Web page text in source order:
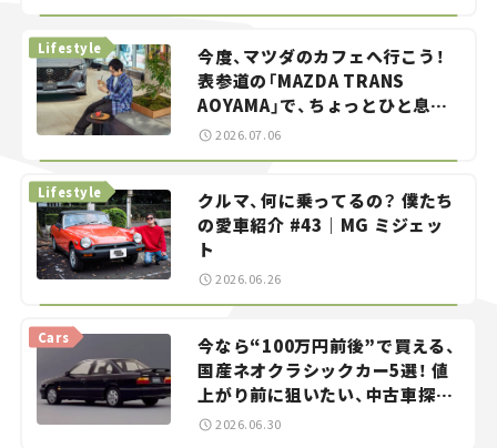
今度、マツダのカフェへ行こう！
表参道の「MAZDA TRANS
AOYAMA」で、ちょっとひと息。
——連載｜CCGとクルマでどうす
Lifestyle
2026.07.06
クルマ、何に乗ってるの？ 僕たち
の愛車紹介 #43｜MG ミジェッ
ト
Lifestyle
2026.06.26
今なら“100万円前後”で買える、
国産ネオクラシックカー5選！ 値
上がり前に狙いたい、中古車探し
をお手伝い――ちょっとイケてるマ
Cars
2026.06.30